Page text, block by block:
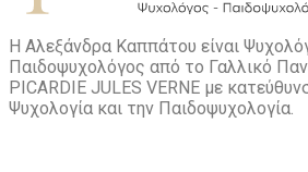
Η Αλεξάνδρα Καππάτου είναι
Παιδοψυχολόγος από το Γαλλικό
PICARDIE JULES VERNE με
Ψυχολογία και την Παιδοψυχολογία.